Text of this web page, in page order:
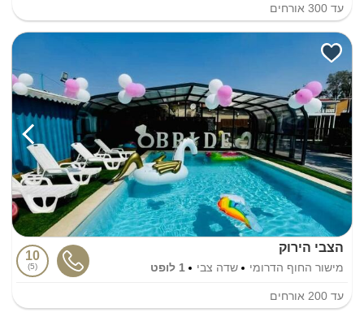
עד 300 אורחים
הצבי הירוק
מישור החוף הדרומי שדה צבי 1 לופט
10
5
עד 200 אורחים